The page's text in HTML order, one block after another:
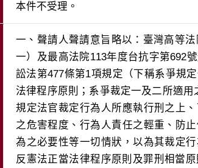
本件不受理。
一、聲請人聲請意旨略以：臺灣高等
一）及最高法院113年度台抗字第692
訟法第477條第1項規定（下稱系爭規
法律程序原則；系爭裁定一及二所適
規定法官裁定行為人所應執行刑之上
之危害程度、行為人責任之輕重、防
為之必要性等一切情狀，以為其裁定
反憲法正當法律程序原則及罪刑相當